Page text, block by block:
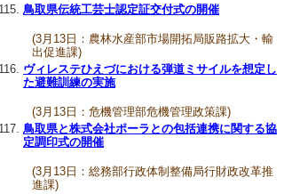
鳥取県伝統工芸士認定証交付式の開催
(3月13日：農林水産部市場開拓局販路拡大・輸
出促進課)
ヴィレステひえづにおける弾道ミサイルを想定し
た避難訓練の実施
(3月13日：危機管理部危機管理政策課)
鳥取県と株式会社ポーラとの包括連携に関する協
定調印式の開催
(3月13日：総務部行政体制整備局行財政改革推
進課)